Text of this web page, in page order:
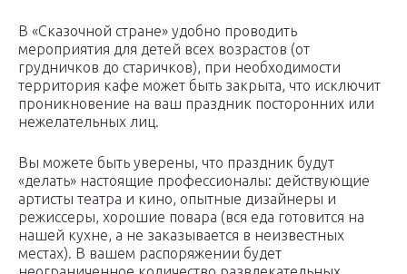
В «Сказочной стране» удобно проводить
мероприятия для детей всех возрастов (от
грудничков до старичков), при необходимости
территория кафе может быть закрыта, что исключит
проникновение на ваш праздник посторонних или
нежелательных лиц.
Вы можете быть уверены, что праздник будут
«делать» настоящие профессионалы: действующие
артисты театра и кино, опытные дизайнеры и
режиссеры, хорошие повара (вся еда готовится на
нашей кухне, а не заказывается в неизвестных
местах). В вашем распоряжении будет